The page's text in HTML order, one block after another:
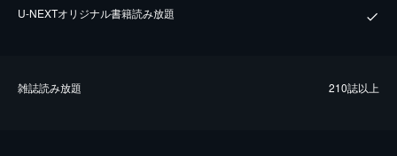
U-NEXTオリジナル書籍読み放題
雑誌読み放題 210誌以上